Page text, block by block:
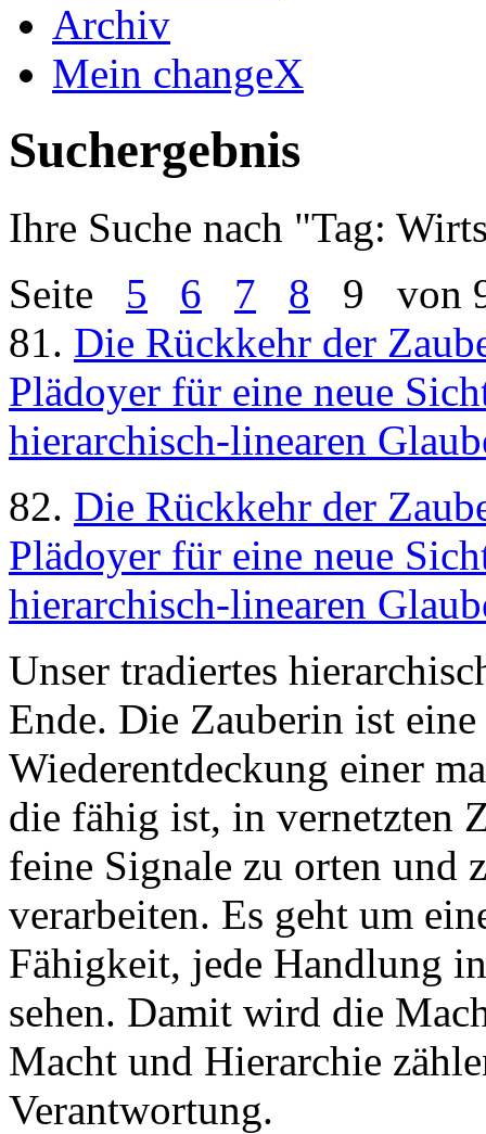
Archiv
Mein changeX
Suchergebnis
Ihre Suche nach "Tag:
Seite 5 6 7 8 9 von
81. Die Rückkehr der
Plädoyer für eine neue
hierarchisch-linearen
82. Die Rückkehr der
Plädoyer für eine neue
hierarchisch-linearen
Unser tradiertes
Ende. Die Zauberin ist
Wiederentdeckung einer
die fähig ist, in vernetzten
feine Signale zu orten und
verarbeiten. Es geht um
Fähigkeit, jede Handlung
sehen. Damit wird die
Macht und Hierarchie
Verantwortung.